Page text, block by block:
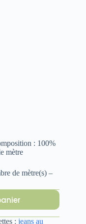
: 100%
mètre
de mètre(s) –
: jeans au